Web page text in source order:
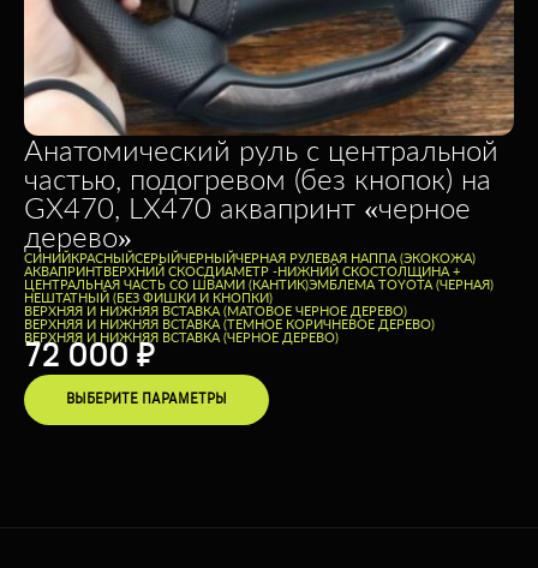
Анатомический руль с центральной
частью, подогревом (без кнопок) на
GX470, LX470 аквапринт «черное
дерево»
CИНИЙКРАСНЫЙСЕРЫЙЧЕРНЫЙЧЕРНАЯ РУЛЕВАЯ НАППА (ЭКОКОЖА)
АКВАПРИНТВЕРХНИЙ СКОСДИАМЕТР -НИЖНИЙ СКОСТОЛЩИНА +
ЦЕНТРАЛЬНАЯ ЧАСТЬ СО ШВАМИ (КАНТИК)ЭМБЛЕМА TOYOTA (ЧЕРНАЯ)
НЕШТАТНЫЙ (БЕЗ ФИШКИ И КНОПКИ)
ВЕРХНЯЯ И НИЖНЯЯ ВСТАВКА (МАТОВОЕ ЧЕРНОЕ ДЕРЕВО)
ВЕРХНЯЯ И НИЖНЯЯ ВСТАВКА (ТЕМНОЕ КОРИЧНЕВОЕ ДЕРЕВО)
ВЕРХНЯЯ И НИЖНЯЯ ВСТАВКА (ЧЕРНОЕ ДЕРЕВО)
72 000 ₽
ВЫБЕРИТЕ ПАРАМЕТРЫ